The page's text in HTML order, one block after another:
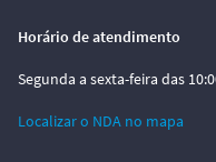
Horário de atendimento
Segunda a sexta-feira das
Localizar o NDA no mapa